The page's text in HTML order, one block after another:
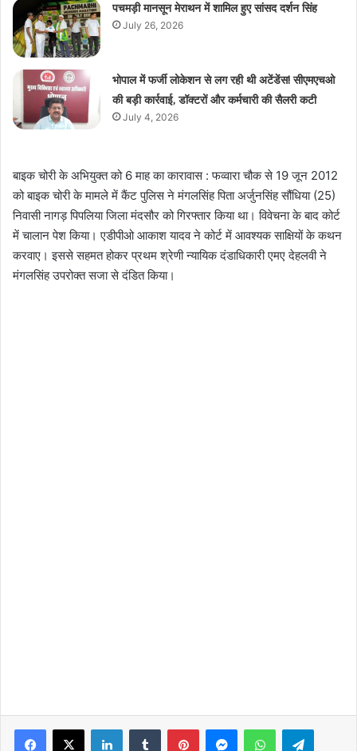
पचमड़ी मानसून मेराथन में शामिल हुए सांसद दर्शन सिंह
July 26, 2026
भोपाल में फर्जी लोकेशन से लग रही थी अटेंडेंस! सीएमएचओ
की बड़ी कार्रवाई, डॉक्टरों और कर्मचारी की सैलरी कटी
July 4, 2026
बाइक चोरी के अभियुक्त को 6 माह का कारावास : फव्वारा चौक से 19 जून 2012
को बाइक चोरी के मामले में कैंट पुलिस ने मंगलसिंह पिता अर्जुनसिंह सौंधिया (25)
निवासी नागड़ पिपलिया जिला मंदसौर को गिरफ्तार किया था। विवेचना के बाद कोर्ट
में चालान पेश किया। एडीपीओ आकाश यादव ने कोर्ट में आवश्यक साक्षियों के कथन
करवाए। इससे सहमत होकर प्रथम श्रेणी न्यायिक दंडाधिकारी एमए देहलवी ने
मंगलसिंह उपरोक्त सजा से दंडित किया।
Facebook
X LinkedInTumblr PinterestMessengerWhatsApp